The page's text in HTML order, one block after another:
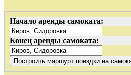
Начало аренды самоката:
Конец аренды самоката: